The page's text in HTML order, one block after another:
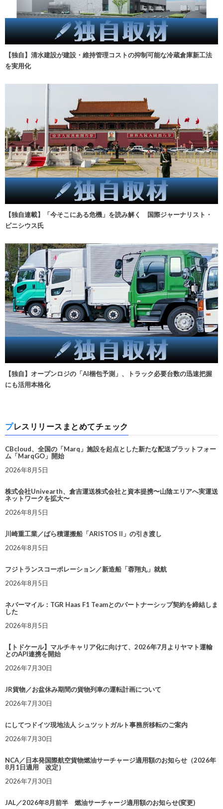
【独自】清水建設が建設・維持管理コストの抑制可能な冷蔵倉庫新工法
を実用化
【独自連載】「今そこにある危機」を読み解く 国際ジャーナリスト・
ビニシウス氏
【独自】オープンロジの「AI梱包予測」、トラック必要台数の迅速把握
にも活用本格化
プレスリリースまとめてチェック
CBcloud、全国の「Marq」施設を起点とした新たな配送プラットフォー
ム「MarqGO」開始
2026年8月5日
株式会社Univearth、倉吉運送株式会社と資本提携〜山陰エリアへ実運送
ネットワークを拡大〜
2026年8月5日
川崎重工業／ばら積運搬船「ARISTOS II」の引き渡し
2026年8月5日
フジトランスコーポレーション／新造船「蓉翔丸」就航
2026年8月5日
ネバーマイル：TGR Haas F1 Teamとのパートナーシップ契約を締結しま
した
2026年8月5日
【トドケール】マルチキャリア化に向けて、2026年7月よりヤマト運輸
とのAPI連携を開始
2026年7月30日
JR貨物／お盆休み期間の貨物列車の運転計画について
2026年7月30日
にしてつドイツ現地法人 シュツットガルト事務所移転のご案内
2026年7月30日
NCA／日本発国際航空貨物燃油サーチャージ適用額のお知らせ（2026年
8月1日適用 改定）
2026年7月30日
JAL／2026年8月前半 燃油サーチャージ適用額のお知らせ(変更)